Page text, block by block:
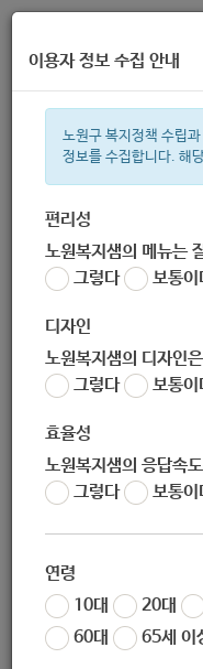
주간 인기검색어
한눈
이용자 정보 수집 안내
노원구 복지정책 수립
정보를 수집합니다. 해
편리성
노원복지샘의 메뉴는
그렇다
보통이
디자인
노원복지샘의 디자인
그렇다
보통이
효율성
노원복지샘의 응답속
그렇다
보통이
연령
10대
20대
60대
65세 이
[노원50+센터] 『50+학습
노원 복지샘
작성일 2020-03-12
서울시50플러스재단 공
2020서울시50+보람일